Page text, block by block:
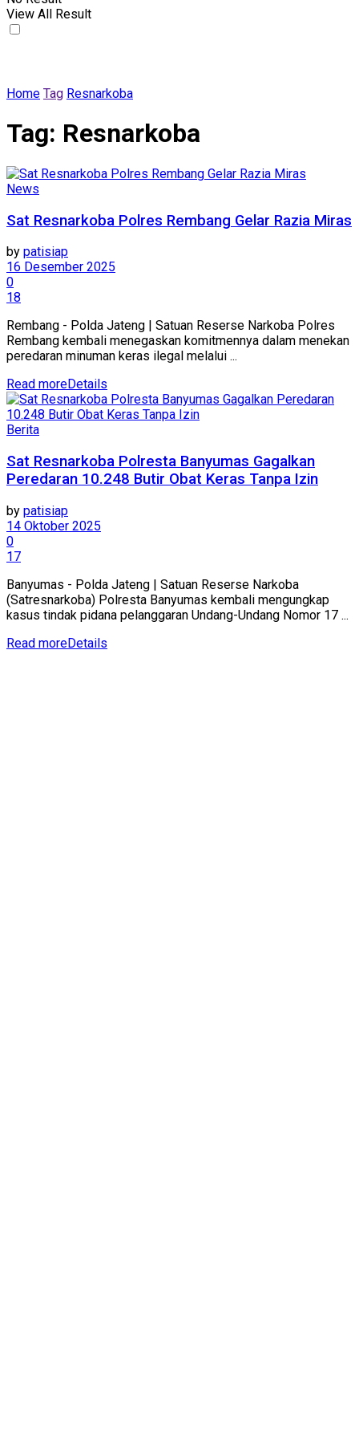
View All Result
Home Tag Resnarkoba
Tag: Resnarkoba
News
Sat Resnarkoba Polres Rembang Gelar Razia Miras
by patisiap
16 Desember 2025
0
18
Rembang - Polda Jateng | Satuan Reserse Narkoba Polres
Rembang kembali menegaskan komitmennya dalam menekan
peredaran minuman keras ilegal melalui ...
Read moreDetails
Berita
Sat Resnarkoba Polresta Banyumas Gagalkan
Peredaran 10.248 Butir Obat Keras Tanpa Izin
by patisiap
14 Oktober 2025
0
17
Banyumas - Polda Jateng | Satuan Reserse Narkoba
(Satresnarkoba) Polresta Banyumas kembali mengungkap
kasus tindak pidana pelanggaran Undang-Undang Nomor 17 ...
Read moreDetails